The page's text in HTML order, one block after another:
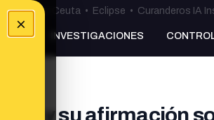
×
•Bulos Ceuta • Eclipse • Curanderos IA
INVESTIGACIONES
y su afirmación